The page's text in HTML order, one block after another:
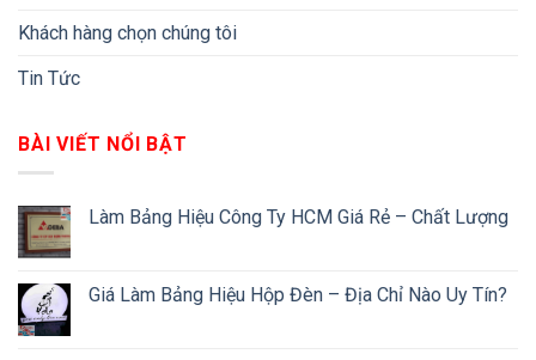
Khách hàng chọn chúng tôi
Tin Tức
BÀI VIẾT NỔI BẬT
Làm Bảng Hiệu Công Ty HCM Giá Rẻ – Chất Lượng
Giá Làm Bảng Hiệu Hộp Đèn – Địa Chỉ Nào Uy Tín?